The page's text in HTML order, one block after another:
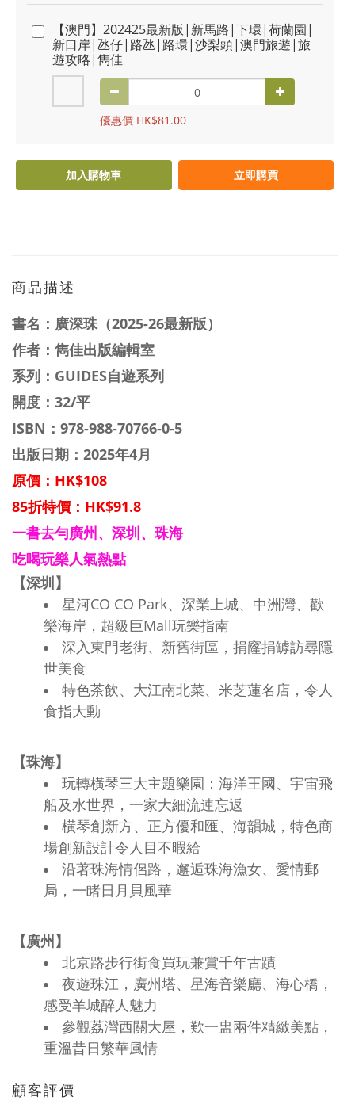
【澳門】202425最新版|新馬路|下環|荷蘭園|
新口岸|氹仔|路氹|路環|沙梨頭|澳門旅遊|旅
遊攻略|雋佳
優惠價 HK$81.00
加入購物車 立即購買
商品描述
書名： 廣深珠（2025-26最新版）
作者：雋佳出版編輯室
系列：GUIDES自遊系列
開度：32/平
ISBN： 978-988-70766-0-5
出版日期：2025年4月
原價：HK$108
85折特價：HK$91.8
一書去勻廣州、深圳、珠海
吃喝玩樂人氣熱點
【深圳】
星河CO CO Park、深業上城、中洲灣、歡
樂海岸，超級巨Mall玩樂指南
深入東門老街、新舊街區，捐窿捐罅訪尋隱
世美食
特色茶飲、大江南北菜、米芝蓮名店，令人
食指大動
【珠海】
玩轉橫琴三大主題樂園：海洋王國、宇宙飛
船及水世界，一家大細流連忘返
橫琴創新方、正方優和匯、海韻城，特色商
場創新設計令人目不暇給
沿著珠海情侶路，邂逅珠海漁女、愛情郵
局，一睹日月貝風華
【廣州】
北京路步行街食買玩兼賞千年古蹟
夜遊珠江，廣州塔、星海音樂廳、海心橋，
感受羊城醉人魅力
參觀荔灣西關大屋，歎一盅兩件精緻美點，
重溫昔日繁華風情
顧客評價